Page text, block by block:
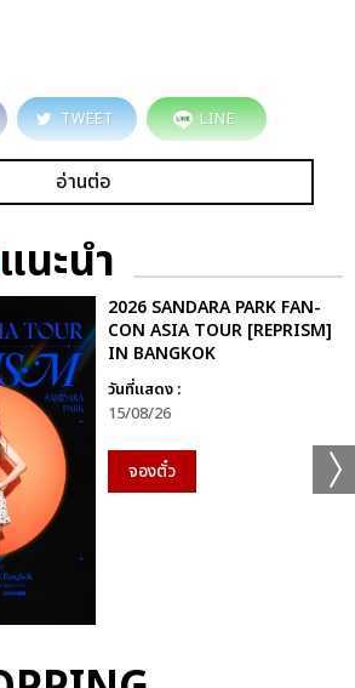
TWEET LINE
อ่านต่อ
แนะนำ
2026 SANDARA PARK FAN-
CON ASIA TOUR [REPRISM]
IN BANGKOK
วันที่แสดง :
15/08/26
จองตั๋ว